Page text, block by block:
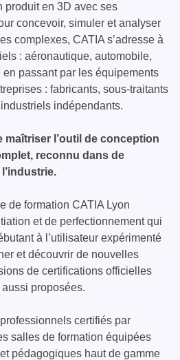
produit en 3D avec ses
concevoir, simuler et analyser
complexes, CATIA s’adresse à
: aéronautique, automobile,
passant par les équipements
: fabricants, sous-traitants
indépendants.
maîtriser l’outil de conception
reconnu dans de
de formation CATIA Lyon
et de perfectionnement qui
à l’utilisateur expérimenté
et découvrir de nouvelles
de certifications officielles
proposées.
certifiés par
salles de formation équipées
pédagogiques haut de gamme